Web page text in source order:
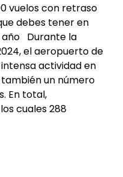
vuelos con retraso
debes tener en
año Durante la
el aeropuerto de
actividad en
un número
En total,
cuales 288